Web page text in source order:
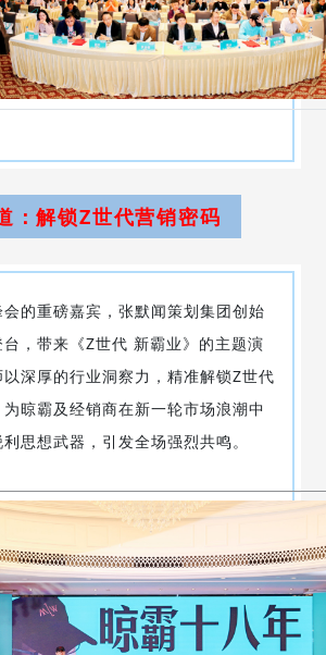
：解锁Z世代营销密码
重磅嘉宾，张默闻策划集团创始
台，带来《Z世代 新霸业》的主题演
深厚的行业洞察力，精准解锁Z世代
晾霸及经销商在新一轮市场浪潮中
思想武器，引发全场强烈共鸣。